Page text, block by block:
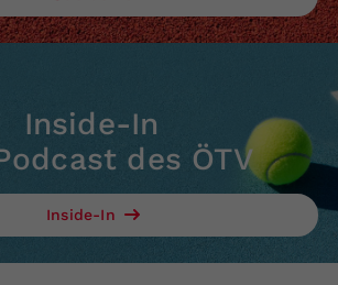
Inside-In
des ÖTV
Inside-In